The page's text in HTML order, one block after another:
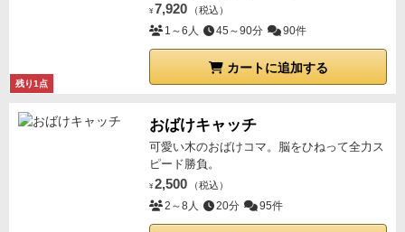
残り1点
¥ 7,920 （税込）
1～6人 45～90分 90件
カートに追加する
おばけキャッチ
可愛い木のおばけコマ。脳をひねって全力ス
ピード勝負。
¥ 2,500 （税込）
2～8人 20分 95件